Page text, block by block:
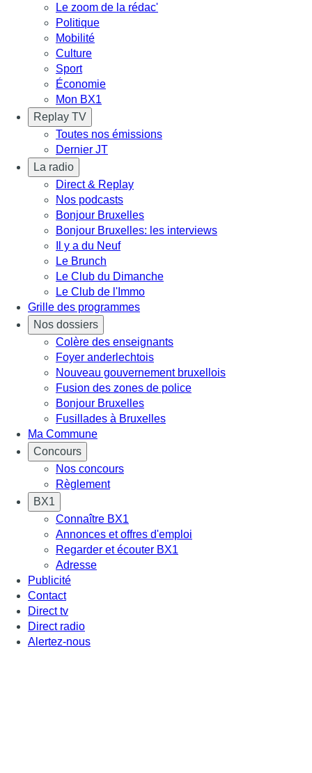
Le zoom de la rédac'
Politique
Mobilité
Culture
Sport
Économie
Mon BX1
Replay TV
Toutes nos émissions
Dernier JT
La radio
Direct & Replay
Nos podcasts
Bonjour Bruxelles
Bonjour Bruxelles: les interviews
Il y a du Neuf
Le Brunch
Le Club du Dimanche
Le Club de l'Immo
Grille des programmes
Nos dossiers
Colère des enseignants
Foyer anderlechtois
Nouveau gouvernement bruxellois
Fusion des zones de police
Bonjour Bruxelles
Fusillades à Bruxelles
Ma Commune
Concours
Nos concours
Règlement
BX1
Connaître BX1
Annonces et offres d'emploi
Regarder et écouter BX1
Adresse
Publicité
Contact
Direct tv
Direct radio
Alertez-nous